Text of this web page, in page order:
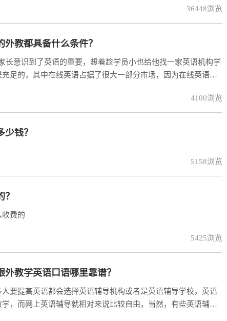
36448浏览
教都具备什么条件？
长意识到了英语的重要，想着趁学员小也给他找一家英语机构学
足的，其中在线英语占据了很大一部分市场，因为在线英语聘
4100浏览
钱？
5158浏览
费的
5425浏览
教学英语口语哪里靠谱？
要提高英语都会选择英语辅导机构或者是英语辅导学校，英语
，而网上英语辅导就相对来说比较自由，当然，有些英语辅导